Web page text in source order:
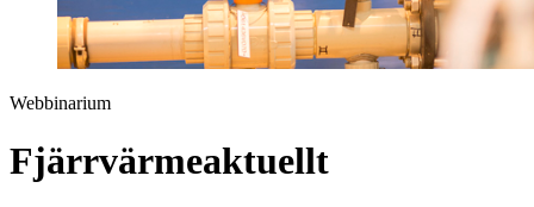
Webbinarium
Fjärrvärmeaktuellt